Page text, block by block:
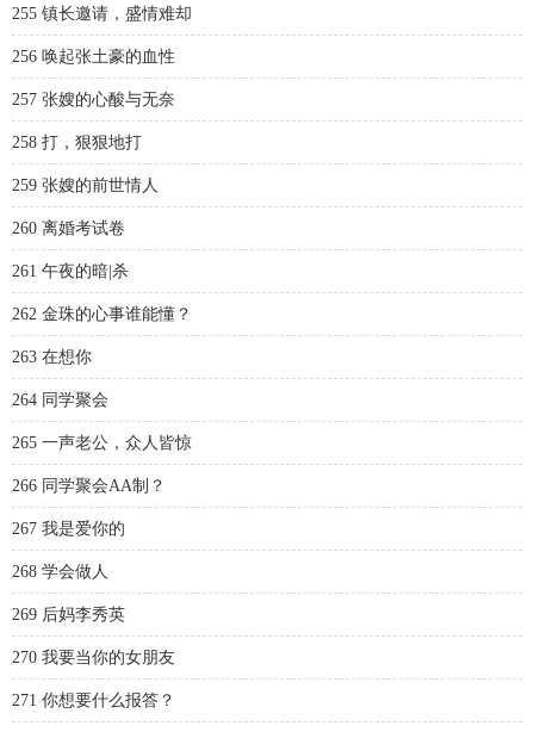
255 镇长邀请，盛情难却
256 唤起张土豪的血性
257 张嫂的心酸与无奈
258 打，狠狠地打
259 张嫂的前世情人
260 离婚考试卷
261 午夜的暗|杀
262 金珠的心事谁能懂？
263 在想你
264 同学聚会
265 一声老公，众人皆惊
266 同学聚会AA制？
267 我是爱你的
268 学会做人
269 后妈李秀英
270 我要当你的女朋友
271 你想要什么报答？